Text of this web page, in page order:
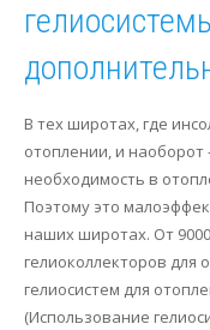
В тех широтах, где
отоплении, и
необходимость в
Поэтому это
наших широтах. От
гелиоколлекторов
гелиосистем для
(Использование